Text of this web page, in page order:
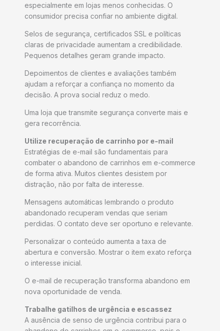
especialmente em lojas menos conhecidas. O
consumidor precisa confiar no ambiente digital.
Selos de segurança, certificados SSL e políticas
claras de privacidade aumentam a credibilidade.
Pequenos detalhes geram grande impacto.
Depoimentos de clientes e avaliações também
ajudam a reforçar a confiança no momento da
decisão. A prova social reduz o medo.
Uma loja que transmite segurança converte mais e
gera recorrência.
Utilize recuperação de carrinho por e-mail
Estratégias de e-mail são fundamentais para
combater o abandono de carrinhos em e-commerce
de forma ativa. Muitos clientes desistem por
distração, não por falta de interesse.
Mensagens automáticas lembrando o produto
abandonado recuperam vendas que seriam
perdidas. O contato deve ser oportuno e relevante.
Personalizar o conteúdo aumenta a taxa de
abertura e conversão. Mostrar o item exato reforça
o interesse inicial.
O e-mail de recuperação transforma abandono em
nova oportunidade de venda.
Trabalhe gatilhos de urgência e escassez
A ausência de senso de urgência contribui para o